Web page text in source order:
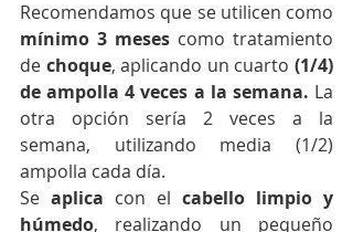
mínimo 3 meses como tratamiento
de choque, aplicando un cuarto (1/4)
de ampolla 4 veces a la semana. La
otra opción sería 2 veces a la
semana, utilizando media (1/2)
ampolla cada día.
Se aplica con el cabello limpio y
húmedo